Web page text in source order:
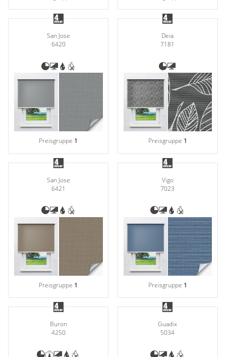
San Jose
6420
Preisgruppe 1
Deia
7181
Preisgruppe 1
San Jose
6421
Preisgruppe 1
Vigo
7023
Preisgruppe 1
Buron
4250
Guadix
5034